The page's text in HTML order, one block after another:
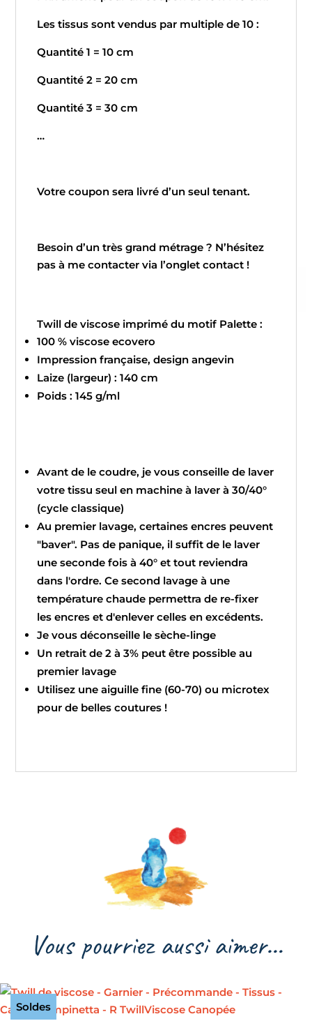
Les tissus sont vendus par multiple de 10 :
Quantité 1 = 10 cm
Quantité 2 = 20 cm
Quantité 3 = 30 cm
…
Votre coupon sera livré d’un seul tenant.
Besoin d’un très grand métrage ? N’hésitez
pas à me contacter via l’onglet contact !
Twill de viscose imprimé du motif Palette :
100 % viscose ecovero
Impression française, design angevin
Laize (largeur) : 140 cm
Poids : 145 g/ml
Avant de le coudre, je vous conseille de laver
votre tissu seul en machine à laver à 30/40°
(cycle classique)
Au premier lavage, certaines encres peuvent
"baver". Pas de panique, il suffit de le laver
une seconde fois à 40° et tout reviendra
dans l'ordre. Ce second lavage à une
température chaude permettra de re-fixer
les encres et d'enlever celles en excédents.
Je vous déconseille le sèche-linge
Un retrait de 2 à 3% peut être possible au
premier lavage
Utilisez une aiguille fine (60-70) ou microtex
pour de belles coutures !
Vous pourriez aussi aimer…
Soldes